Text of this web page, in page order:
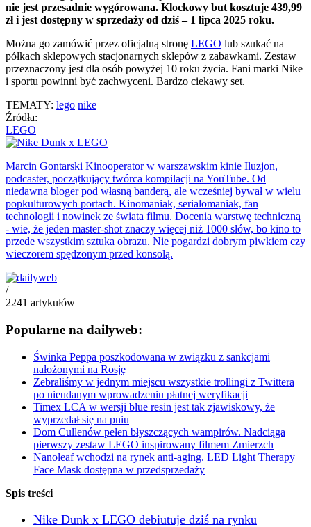
nie jest przesadnie wygórowana. Klockowy but kosztuje 439,99
zł i jest dostępny w sprzedaży od dziś – 1 lipca 2025 roku.
Można go zamówić przez oficjalną stronę LEGO lub szukać na
półkach sklepowych stacjonarnych sklepów z zabawkami. Zestaw
przeznaczony jest dla osób powyżej 10 roku życia. Fani marki Nike
i sportu powinni być zachwyceni. Bardzo ciekawy set.
TEMATY: lego nike
Źródła:
LEGO
Marcin Gontarski Kinooperator w warszawskim kinie Iluzjon,
podcaster, początkujący twórca kompilacji na YouTube. Od
niedawna bloger pod własną banderą, ale wcześniej bywał w wielu
popkulturowych portach. Kinomaniak, serialomaniak, fan
technologii i nowinek ze świata filmu. Docenia warstwę techniczną
- wie, że jeden master-shot znaczy więcej niż 1000 słów, bo kino to
przede wszystkim sztuka obrazu. Nie pogardzi dobrym piwkiem czy
wieczorem spędzonym przed konsolą.
/
2241 artykułów
Popularne na dailyweb:
Świnka Peppa poszkodowana w związku z sankcjami
nałożonymi na Rosję
Zebraliśmy w jednym miejscu wszystkie trollingi z Twittera
po nieudanym wprowadzeniu płatnej weryfikacji
Timex LCA w wersji blue resin jest tak zjawiskowy, że
wyprzedał się na pniu
Dom Cullenów pełen błyszczących wampirów. Nadciąga
pierwszy zestaw LEGO inspirowany filmem Zmierzch
Nanoleaf wchodzi na rynek anti-aging. LED Light Therapy
Face Mask dostępna w przedsprzedaży
Spis treści
Nike Dunk x LEGO debiutuje dziś na rynku